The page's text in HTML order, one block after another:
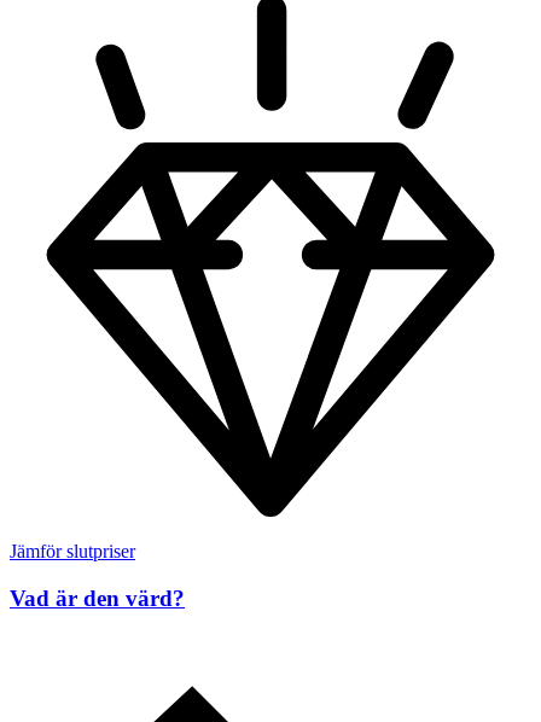
Jämför slutpriser
Vad är den värd?